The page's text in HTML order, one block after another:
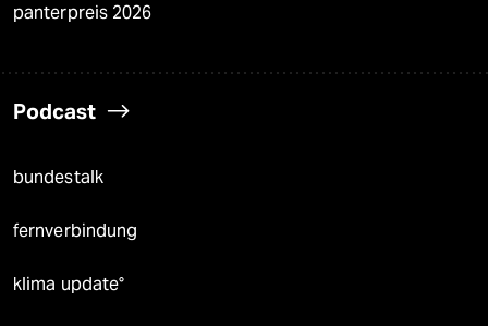
panterpreis 2026
Podcast
bundestalk
fernverbindung
klima update°